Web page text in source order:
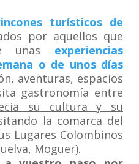
turísticos de
por aquellos que
unas experiencias
o de unos días
aventuras, espacios
gastronomía entre
su cultura y su
la comarca del
Lugares Colombinos
Moguer).